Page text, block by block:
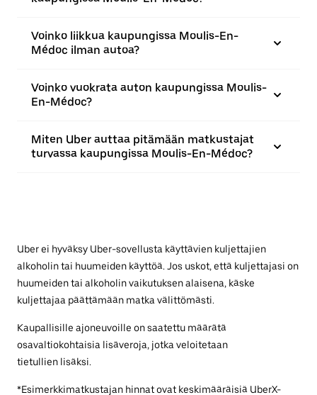
Voinko liikkua kaupungissa Moulis-En-
Médoc ilman autoa?
Voinko vuokrata auton kaupungissa Moulis-
En-Médoc?
Miten Uber auttaa pitämään matkustajat
turvassa kaupungissa Moulis-En-Médoc?
Uber ei hyväksy Uber-sovellusta käyttävien kuljettajien
alkoholin tai huumeiden käyttöä. Jos uskot, että kuljettajasi on
huumeiden tai alkoholin vaikutuksen alaisena, käske
kuljettajaa päättämään matka välittömästi.
Kaupallisille ajoneuvoille on saatettu määrätä
osavaltiokohtaisia lisäveroja, jotka veloitetaan
tietullien lisäksi.
*Esimerkkimatkustajan hinnat ovat keskimääräisiä UberX-